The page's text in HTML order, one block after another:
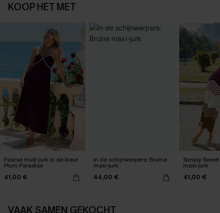
KOOP HET MET
Paarse midi-jurk in de kleur
Plum Paradise
41,00 €
In de schijnwerpers: Bruine
maxi-jurk
44,00 €
Simply
maxi-jurk
41,00 €
VAAK SAMEN GEKOCHT